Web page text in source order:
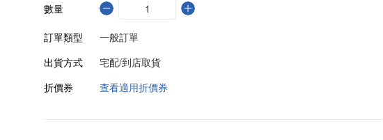
數量
訂單類型
一般訂單
出貨方式
宅配/到店取貨
折價券
查看適用折價券